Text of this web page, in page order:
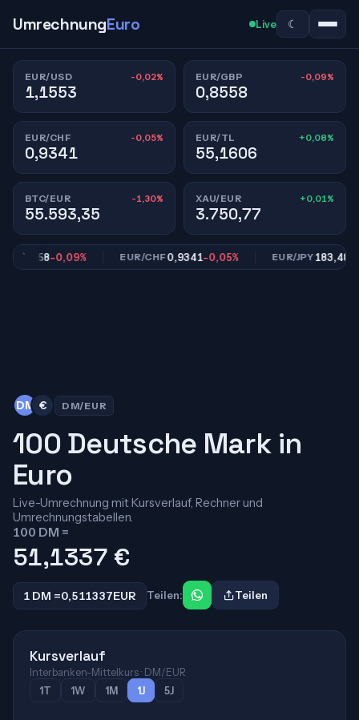
UmrechnungEuro Live ☾
EUR/USD -0,02%
1,1553
EUR/GBP -0,09%
0,8558
EUR/CHF -0,05%
0,9341
EUR/TL +0,08%
55,1606
BTC/EUR -1,30%
55.593,35
XAU/EUR +0,01%
3.750,77
0,8558 -0,09% EUR/CHF0,9341-0,05% EUR/JPY183,48-
DM € DM/EUR
100 Deutsche Mark in
Euro
Live-Umrechnung mit Kursverlauf, Rechner und
Umrechnungstabellen.
100 DM =
51,1337 €
1 DM =0,511337EUR Teilen: Teilen
Kursverlauf
Interbanken-Mittelkurs · DM/EUR
1T
1W 1M 1J 5J